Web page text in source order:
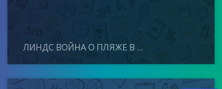
ЛИНДС ВОЙНА О ПЛЯЖЕ В ...